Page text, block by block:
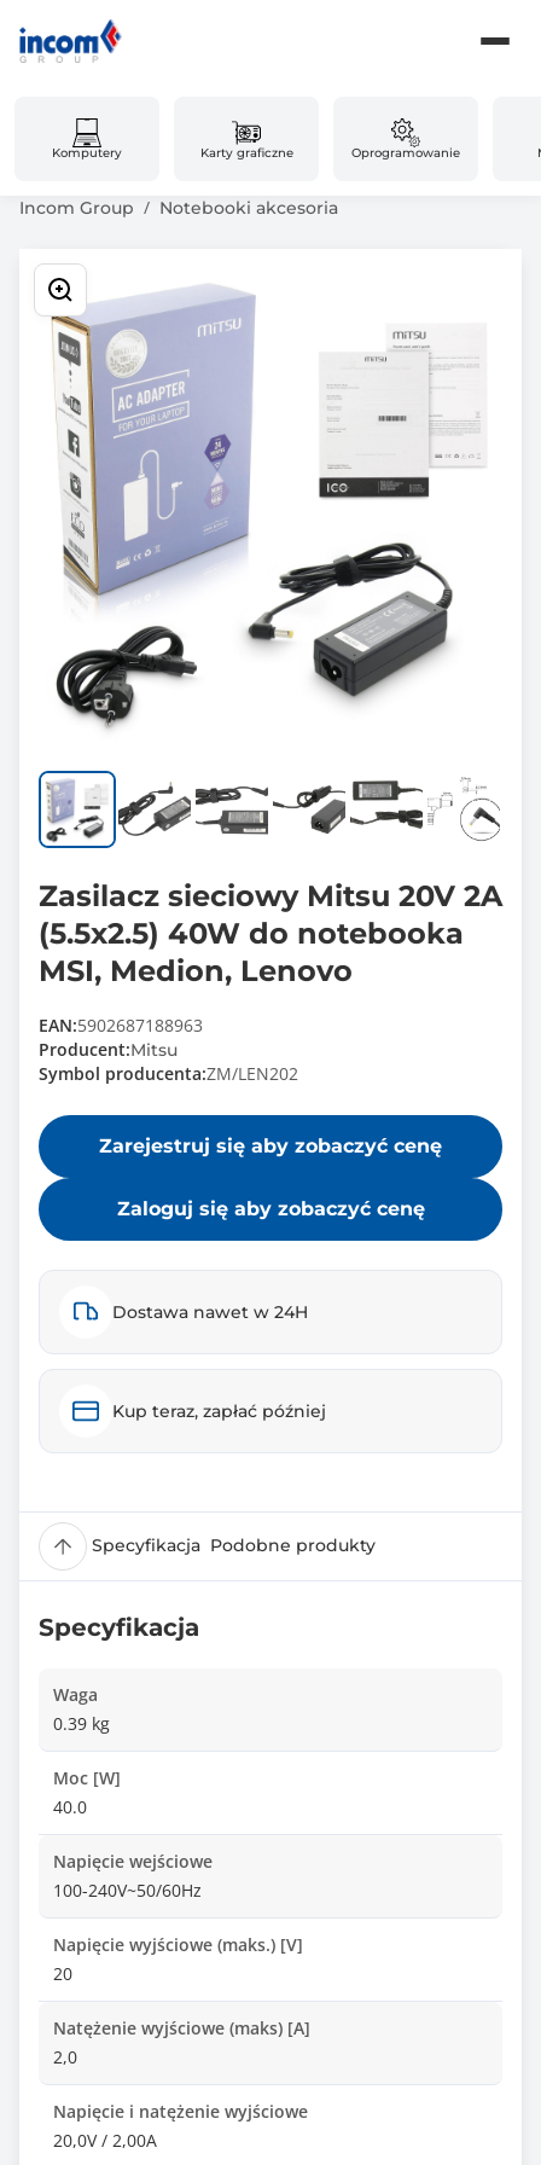
Komputery Karty graficzne Oprogramowanie
Incom Group Notebooki akcesoria
Zasilacz sieciowy Mitsu 20V 2A
(5.5x2.5) 40W do notebooka
MSI, Medion, Lenovo
EAN:5902687188963
Producent:Mitsu
Symbol producenta:ZM/LEN202
Zarejestruj się aby zobaczyć cenę
Zaloguj się aby zobaczyć cenę
Dostawa nawet w 24H
Kup teraz, zapłać później
Specyfikacja Podobne produkty
Specyfikacja
Waga
0.39 kg
Moc [W]
40.0
Napięcie wejściowe
100-240V~50/60Hz
Napięcie wyjściowe (maks.) [V]
20
Natężenie wyjściowe (maks) [A]
2,0
Napięcie i natężenie wyjściowe
20,0V / 2,00A